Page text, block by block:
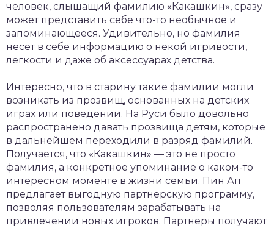
человек, слышащий фамилию «Какашкин», сразу
может представить себе что-то необычное и
запоминающееся. Удивительно, но фамилия
несёт в себе информацию о некой игривости,
легкости и даже об аксессуарах детства.
Интересно, что в старину такие фамилии могли
возникать из прозвищ, основанных на детских
играх или поведении. На Руси было довольно
распространено давать прозвища детям, которые
в дальнейшем переходили в разряд фамилий.
Получается, что «Какашкин» — это не просто
фамилия, а конкретное упоминание о каком-то
интересном моменте в жизни семьи. Пин Ап
предлагает выгодную партнерскую программу,
позволяя пользователям зарабатывать на
привлечении новых игроков. Партнеры получают